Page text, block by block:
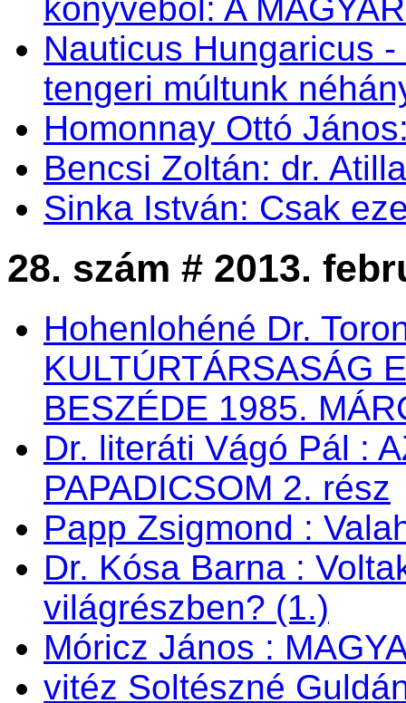
könyvéből: A
Nauticus Hungaricus
tengeri múltunk
Homonnay Ottó
Bencsi Zoltán: dr.
Sinka István: Csak
28. szám # 2013.
Hohenlohéné Dr.
KULTÚRTÁRSASÁG
BESZÉDE 1985.
Dr. literáti Vágó Pál :
PAPADICSOM 2. rész
Papp Zsigmond :
Dr. Kósa Barna :
világrészben? (1.)
Móricz János :
vitéz Soltészné